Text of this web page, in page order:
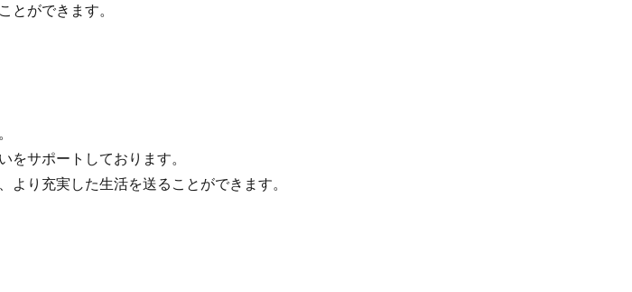
ができます。
サポートしております。
り充実した生活を送ることができます。